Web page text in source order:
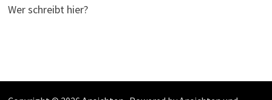
Wer schreibt hier?